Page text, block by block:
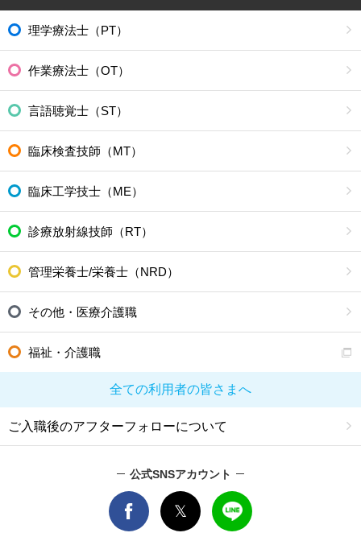
理学療法士（PT）
作業療法士（OT）
言語聴覚士（ST）
臨床検査技師（MT）
臨床工学技士（ME）
診療放射線技師（RT）
管理栄養士/栄養士（NRD）
その他・医療介護職
福祉・介護職
全ての利用者の皆さまへ
ご入職後のアフターフォローについて
公式SNSアカウント